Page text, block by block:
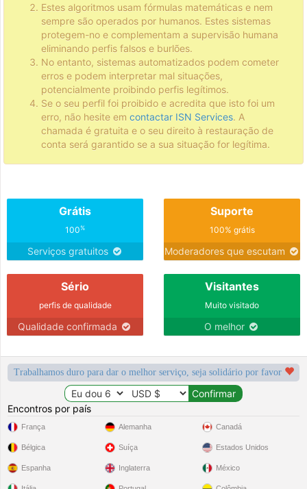
Estes algoritmos usam fórmulas matemáticas e nem
sempre são operados por humanos. Estes sistemas
protegem-no e complementam a supervisão humana
eliminando perfis falsos e burlões.
No entanto, sistemas automatizados podem cometer
erros e podem interpretar mal situações,
potencialmente proibindo perfis legítimos.
Se o seu perfil foi proibido e acredita que isto foi um
erro, não hesite em contactar ISN Services. A
chamada é gratuita e o seu direito à restauração de
conta será garantido se a sua situação for legítima.
Grátis
100%
Serviços gratuitos
Suporte
100% grátis
Moderadores que escutam
Sério
perfis de qualidade
Qualidade confirmada
Visitantes
Muito visitado
O melhor
Trabalhamos duro para dar o melhor serviço, seja solidário por favor
Encontros por país
França
Bélgica
Espanha
Alemanha
Suíça
Inglaterra
Canadá
Estados Unidos
México